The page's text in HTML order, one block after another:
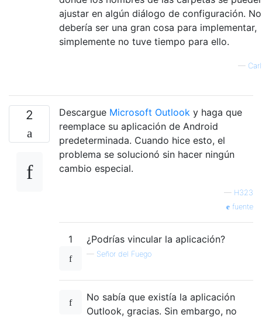
ajustar en algún diálogo de configuración. No
debería ser una gran cosa para implementar,
simplemente no tuve tiempo para ello.
—
2 Descargue Microsoft Outlook y haga que
reemplace su aplicación de Android
predeterminada. Cuando hice esto, el
problema se solucionó sin hacer ningún
cambio especial.
— H323
fuente
1 ¿Podrías vincular la aplicación?
— Señor del Fuego
No sabía que existía la aplicación
Outlook, gracias. Sin embargo, no